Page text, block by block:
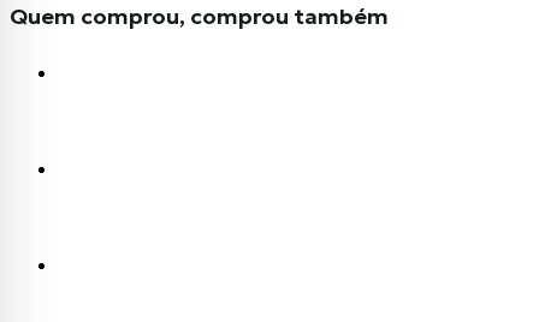
Quem comprou, comprou também